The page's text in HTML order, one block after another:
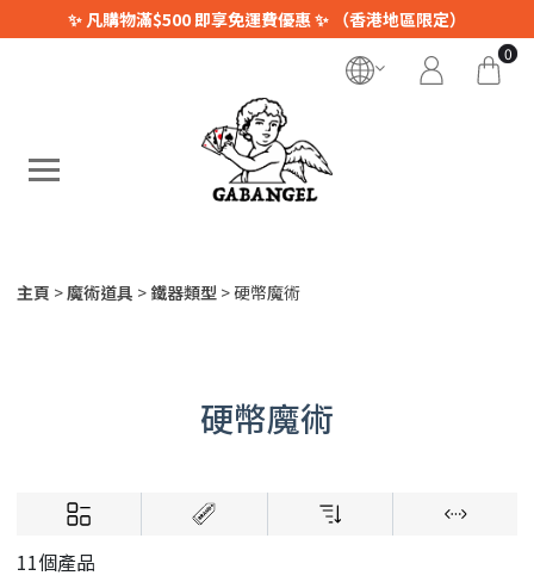
✨ 凡購物滿$500 即享免運費優惠 ✨ （香港地區限定）
0
主頁 魔術道具 鐵器類型 硬幣魔術
硬幣魔術
11個產品